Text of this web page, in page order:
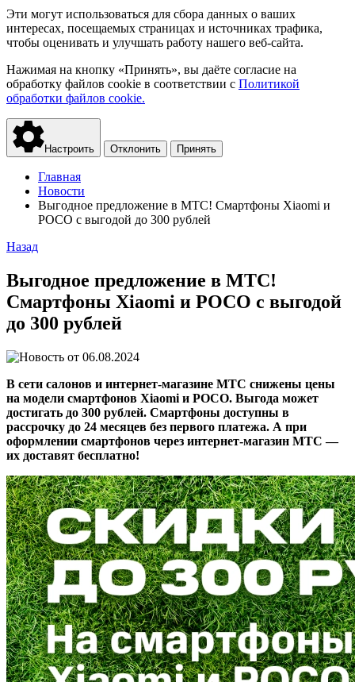
Эти могут использоваться для сбора данных о ваших
интересах, посещаемых страницах и источниках трафика,
чтобы оценивать и улучшать работу нашего веб-сайта.
Нажимая на кнопку «Принять», вы даёте согласие на
обработку файлов cookie в соответствии с Политикой
обработки файлов cookie.
Настроить Отклонить Принять
Главная
Новости
Выгодное предложение в МТС! Смартфоны Xiaomi и
POCO с выгодой до 300 рублей
Назад
Выгодное предложение в МТС!
Смартфоны Xiaomi и POCO с выгодой
до 300 рублей
06.08.2024
В сети салонов и интернет-магазине МТС снижены цены
на модели смартфонов Xiaomi и POCO. Выгода может
достигать до 300 рублей. Смартфоны доступны в
рассрочку до 24 месяцев без первого платежа. А при
оформлении смартфонов через интернет-магазин МТС —
их доставят бесплатно!